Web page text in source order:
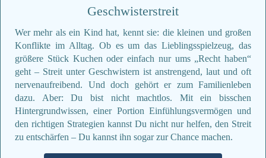
Geschwisterstreit
Wer mehr als ein Kind hat, kennt sie: die kleinen und großen
Konflikte im Alltag. Ob es um das Lieblingsspielzeug, das
größere Stück Kuchen oder einfach nur ums „Recht haben“
geht – Streit unter Geschwistern ist anstrengend, laut und oft
nervenaufreibend. Und doch gehört er zum Familienleben
dazu. Aber: Du bist nicht machtlos. Mit ein bisschen
Hintergrundwissen, einer Portion Einfühlungsvermögen und
den richtigen Strategien kannst Du nicht nur helfen, den Streit
zu entschärfen – Du kannst ihn sogar zur Chance machen.